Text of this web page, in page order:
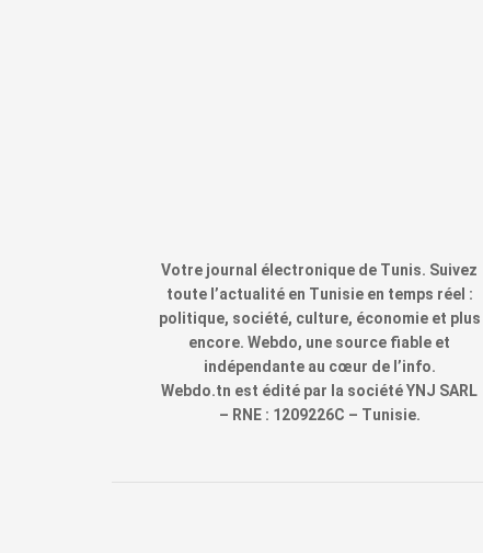
Votre journal électronique de Tunis. Suivez
toute l’actualité en Tunisie en temps réel :
politique, société, culture, économie et plus
encore. Webdo, une source fiable et
indépendante au cœur de l’info.
Webdo.tn est édité par la société YNJ SARL
– RNE : 1209226C – Tunisie.